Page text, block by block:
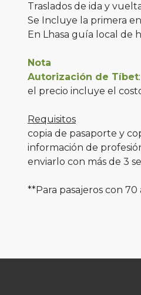
Traslados de ida y
Se Incluye la primera
En Lhasa guía local de
Nota
Autorización de Tíbet:
el precio incluye el
Requisitos
copia de pasaporte y
información de
enviarlo con más de 3
**Para pasajeros con